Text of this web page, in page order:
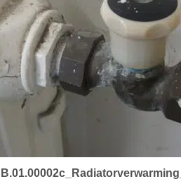
B.01.00002c_Radiatorverwarming_